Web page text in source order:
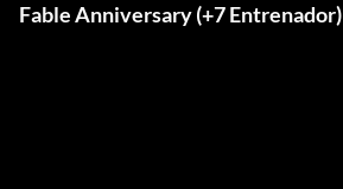
Fable Anniversary (+7 Entrenador)